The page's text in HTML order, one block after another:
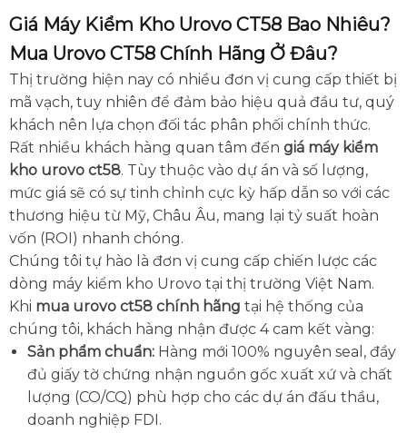
Giá Máy Kiểm Kho Urovo CT58 Bao Nhiêu?
Mua Urovo CT58 Chính Hãng Ở Đâu?
Thị trường hiện nay có nhiều đơn vị cung cấp thiết bị
mã vạch, tuy nhiên để đảm bảo hiệu quả đầu tư, quý
khách nên lựa chọn đối tác phân phối chính thức.
Rất nhiều khách hàng quan tâm đến giá máy kiểm
kho urovo ct58. Tùy thuộc vào dự án và số lượng,
mức giá sẽ có sự tinh chỉnh cực kỳ hấp dẫn so với các
thương hiệu từ Mỹ, Châu Âu, mang lại tỷ suất hoàn
vốn (ROI) nhanh chóng.
Chúng tôi tự hào là đơn vị cung cấp chiến lược các
dòng máy kiểm kho Urovo tại thị trường Việt Nam.
Khi mua urovo ct58 chính hãng tại hệ thống của
chúng tôi, khách hàng nhận được 4 cam kết vàng:
Sản phẩm chuẩn: Hàng mới 100% nguyên seal, đầy
đủ giấy tờ chứng nhận nguồn gốc xuất xứ và chất
lượng (CO/CQ) phù hợp cho các dự án đấu thầu,
doanh nghiệp FDI.